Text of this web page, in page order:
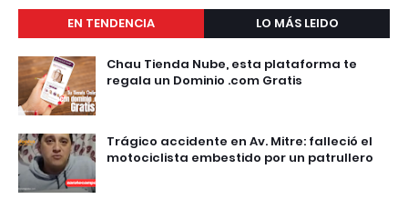
EN TENDENCIA LO MÁS LEIDO
Chau Tienda Nube, esta plataforma te
regala un Dominio .com Gratis
Trágico accidente en Av. Mitre: falleció el
motociclista embestido por un patrullero